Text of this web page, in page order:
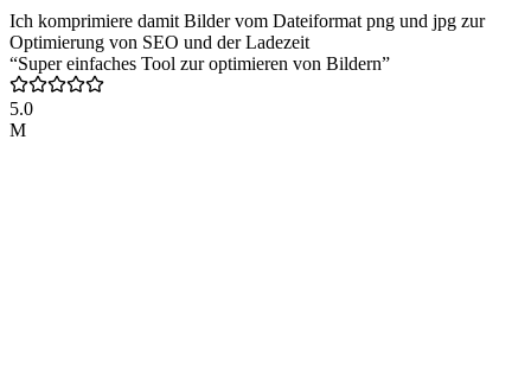
Ich komprimiere damit Bilder vom Dateiformat png und jpg zur
Optimierung von SEO und der Ladezeit
“Super einfaches Tool zur optimieren von Bildern”
5.0
M